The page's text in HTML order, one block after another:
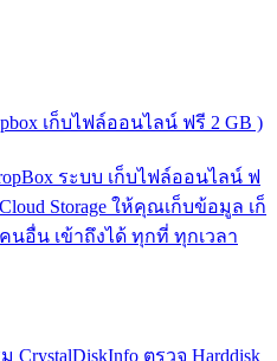
เก็บไฟล์ออนไลน์ ฟรี 2 GB )
ระบบ เก็บไฟล์ออนไลน์ ฟ
Storage ให้คุณเก็บข้อมูล เก็
นอื่น เข้าถึงได้ ทุกที่ ทุกเวลา
CrystalDiskInfo ตรวจ Harddisk